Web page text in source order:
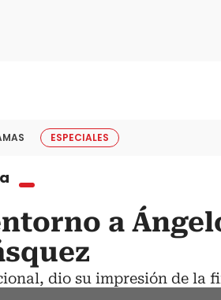
ESPECIALES
a
dio su impresión de la